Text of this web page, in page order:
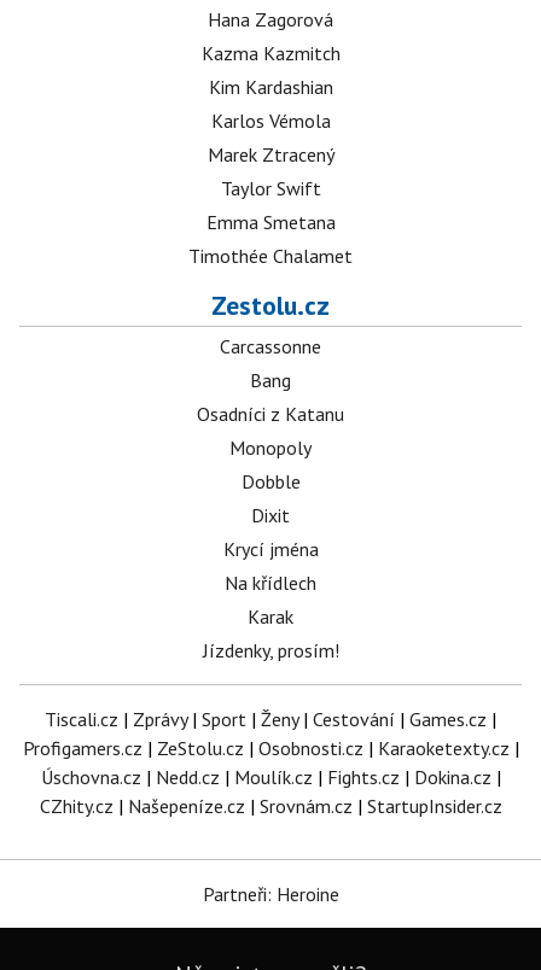
Hana Zagorová
Kazma Kazmitch
Kim Kardashian
Karlos Vémola
Marek Ztracený
Taylor Swift
Emma Smetana
Timothée Chalamet
Zestolu.cz
Carcassonne
Bang
Osadníci z Katanu
Monopoly
Dobble
Dixit
Krycí jména
Na křídlech
Karak
Jízdenky, prosím!
Tiscali.cz | Zprávy| Sport | Ženy| Cestování | Games.cz |
Profigamers.cz | ZeStolu.cz | Osobnosti.cz | Karaoketexty.cz |
Úschovna.cz | Nedd.cz | Moulík.cz | Fights.cz | Dokina.cz |
CZhity.cz | Našepeníze.cz | Srovnám.cz | StartupInsider.cz
Partneři: Heroine